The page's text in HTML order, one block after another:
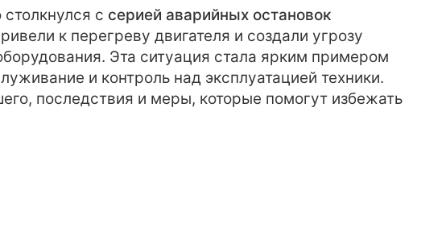
с серией аварийных остановок
к перегреву двигателя и создали угрозу
Эта ситуация стала ярким примером
и контроль над эксплуатацией техники.
последствия и меры, которые помогут избежать